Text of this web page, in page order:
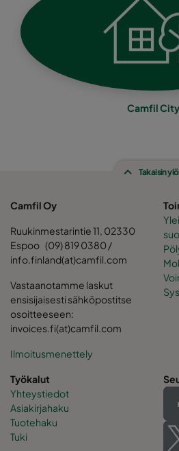
Camfil City
Takaisin
Camfil Oy
Ruukinmestarintie 11, 02330
Espoo (09) 819 0380 /
info.finland(at)camfil.com
Vastaanotamme laskut
ensisijaisesti sähköpostitse
osoitteeseen:
invoices.fi(at)camfil.com
Ilmoitusmenettely
Työkalut
Yhteystiedot
Asiakirjahaku
Tuotehaku
Tuki